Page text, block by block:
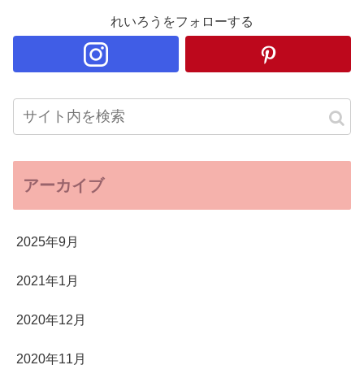
れいろうをフォローする
アーカイブ
2025年9月
2021年1月
2020年12月
2020年11月